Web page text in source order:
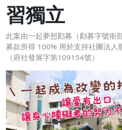
習獨立
此案由一起夢想勸募（勸募字號衛
募款所得 100% 用於支持社團法人
（府社發展字第109154號）